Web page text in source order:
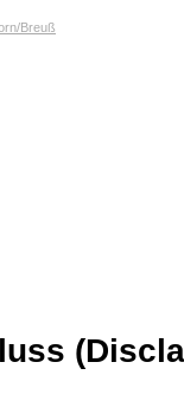
Breuß